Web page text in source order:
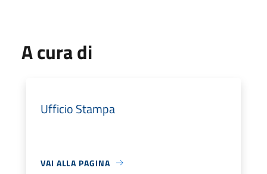
A cura di
Ufficio Stampa
VAI ALLA PAGINA